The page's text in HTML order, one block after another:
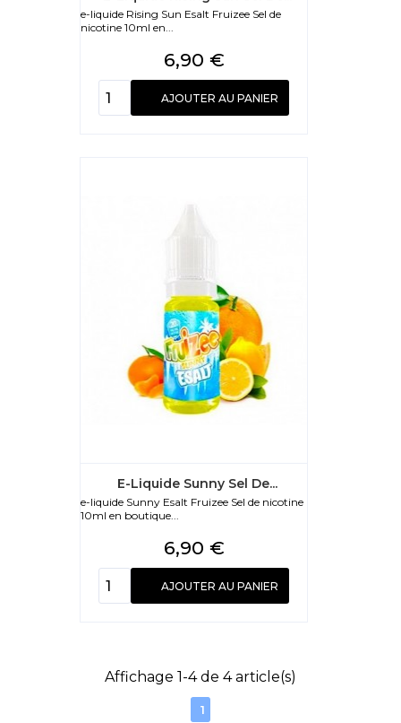
e-liquide Rising Sun Esalt Fruizee Sel de
nicotine 10ml en...
Prix
6,90 €
AJOUTER AU PANIER
E-Liquide Sunny Sel De...
e-liquide Sunny Esalt Fruizee Sel de nicotine
10ml en boutique...
Prix
6,90 €
AJOUTER AU PANIER
Affichage 1-4 de 4 article(s)
1